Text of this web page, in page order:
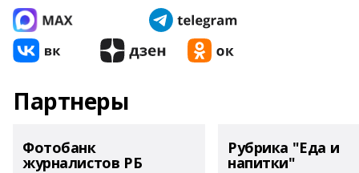
Партнеры
Фотобанк
журналистов РБ
Рубрика "Еда и
напитки"